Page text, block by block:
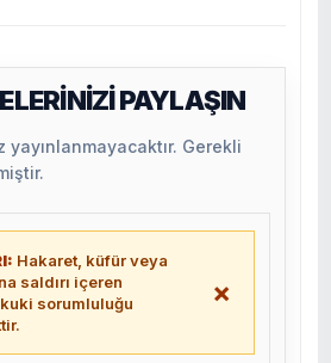
PAYLAŞIN
Gerekli
Hakaret, küfür veya
saldırı içeren
sorumluluğu
×